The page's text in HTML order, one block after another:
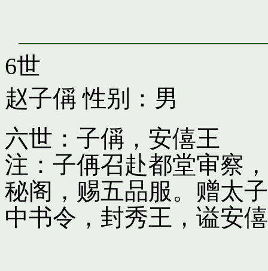
6世
赵子偁 性别：男
六世：子偁，安僖王
注：子侢召赴都堂审察
秘阁，赐五品服。赠太
中书令，封秀王，谥安